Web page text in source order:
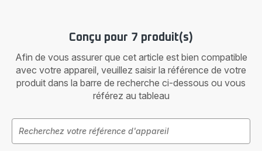
Conçu pour 7 produit(s)
Afin de vous assurer que cet article est bien compatible
avec votre appareil, veuillez saisir la référence de votre
produit dans la barre de recherche ci-dessous ou vous
référez au tableau